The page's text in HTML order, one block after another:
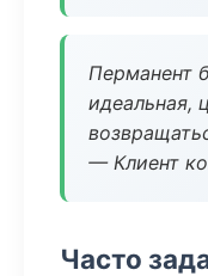
Перманент
идеальная,
— Клиент
Часто